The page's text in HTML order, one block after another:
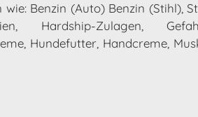
Benzin (Auto) Benzin (Stihl),
Hardship-Zulagen,
Hundefutter, Handcreme,